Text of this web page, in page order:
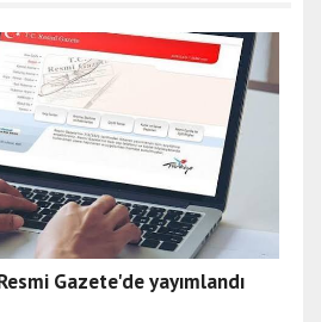
Gazete'de yayımlandı